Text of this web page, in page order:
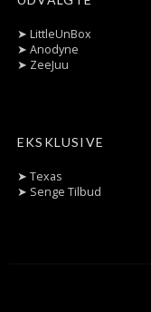
➤ LittleUnBox
➤ Anodyne
➤ ZeeJuu
EKSKLUSIVE
➤ Texas
➤ Senge Tilbud